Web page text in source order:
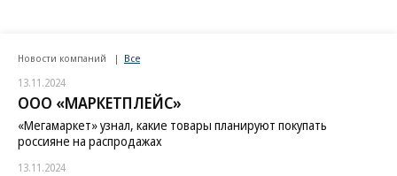
Новости компаний Все
13.11.2024
ООО «МАРКЕТПЛЕЙС»
«Мегамаркет» узнал, какие товары планируют покупать
россияне на распродажах
13.11.2024